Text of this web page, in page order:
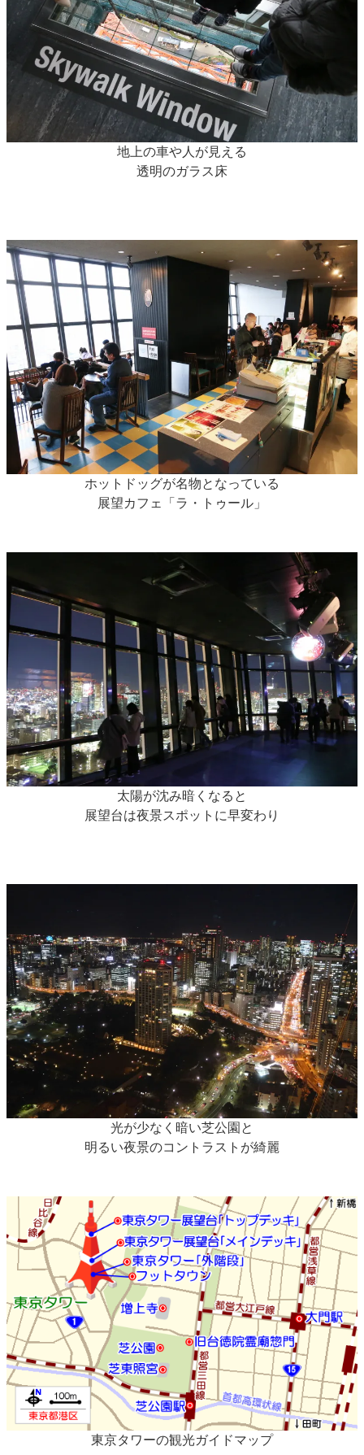
地上の車や人が見える
透明のガラス床
ホットドッグが名物となっている
展望カフェ「ラ・トゥール」
太陽が沈み暗くなると
展望台は夜景スポットに早変わり
光が少なく暗い芝公園と
明るい夜景のコントラストが綺麗
東京タワーの観光ガイドマップ